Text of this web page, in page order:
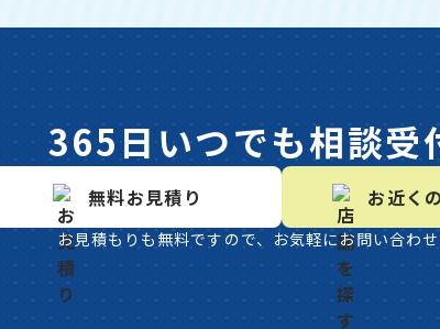
365日いつでも相談受
無料お見積り お近く
お見積もりも無料ですので、お気軽にお問い合わ